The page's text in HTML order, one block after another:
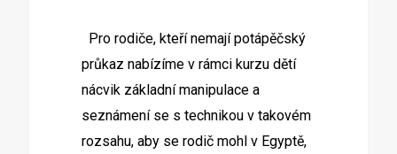
Pro rodiče, kteří nemají potápěčský
průkaz nabízíme v rámci kurzu dětí
nácvik základní manipulace a
seznámení se s technikou v takovém
rozsahu, aby se rodič mohl v Egyptě,